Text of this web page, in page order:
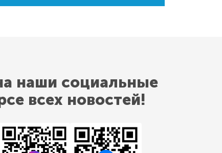
наши социальные
всех новостей!